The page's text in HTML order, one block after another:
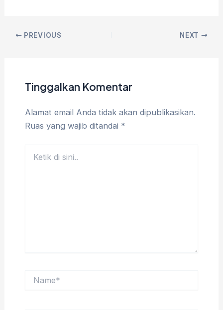
PREVIOUS NEXT
Tinggalkan Komentar
Alamat email Anda tidak akan dipublikasikan.
Ruas yang wajib ditandai *